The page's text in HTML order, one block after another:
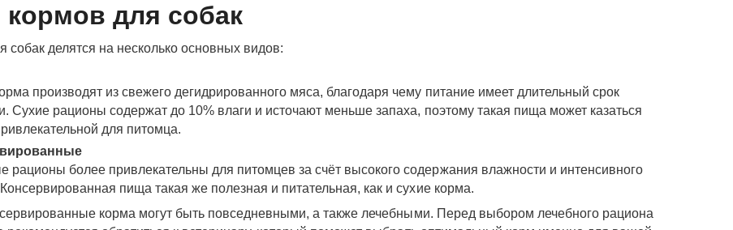
кормов для собак
собак делятся на несколько основных видов:
производят из свежего дегидрированного мяса, благодаря чему питание имеет длительный срок
Сухие рационы содержат до 10% влаги и источают меньше запаха, поэтому такая пища может казаться
для питомца.
рационы более привлекательны для питомцев за счёт высокого содержания влажности и интенсивного
пища такая же полезная и питательная, как и сухие корма.
корма могут быть повседневными, а также лечебными. Перед выбором лечебного рациона